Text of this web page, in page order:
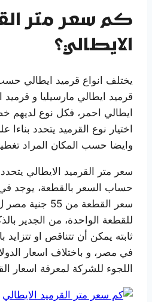
كم سعر متر
الايطالي؟
يختلف انواع قرميد ايطالي
قرميد ايطالي مارسيليا و قرميد
ايطالي احمر، فكل نوع لديهم
اختيار نوع القرميد يتحدد
وايضا حسب المكان المراد
سعر متر القرميد الايطالي
للقطعة الواحدة، من الجدير
ثابته يمكن أن تتناقص او
في مصر، و باختلاف اسعار
اللجوء للشركة لمعرفة اسعار